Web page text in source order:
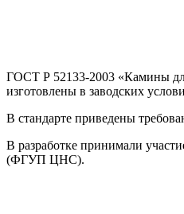
ГОСТ Р 52133-2003 «Камины
изготовлены в заводских
В стандарте приведены
В разработке принимали
(ФГУП ЦНС).